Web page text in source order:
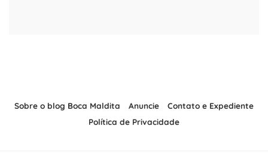
Sobre o blog Boca Maldita Anuncie
Contato e Expediente
Política de Privacidade